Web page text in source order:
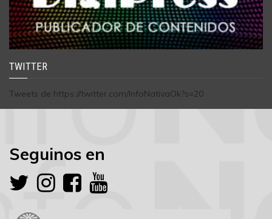
TWITTER
Tweets de https://twitter.com/InfoNativaOk?s=20
Seguinos en